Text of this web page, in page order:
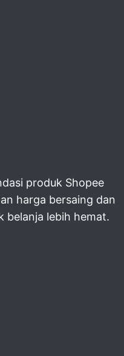
produk Shopee
harga bersaing dan
belanja lebih hemat.